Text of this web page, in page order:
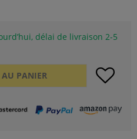
délai de livraison 2-5
AU PANIER